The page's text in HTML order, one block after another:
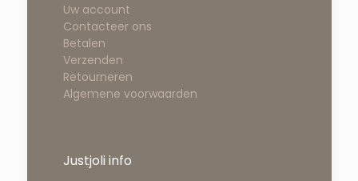
Uw account
Contacteer ons
Betalen
Verzenden
Retourneren
Algemene voorwaarden
Justjoli info